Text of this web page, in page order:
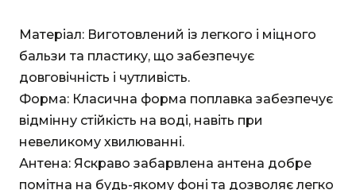
Матеріал: Виготовлений із легкого і міцного
бальзи та пластику, що забезпечує
довговічність і чутливість.
Форма: Класична форма поплавка забезпечує
відмінну стійкість на воді, навіть при
невеликому хвилюванні.
Антена: Яскраво забарвлена антена добре
помітна на будь-якому фоні та дозволяє легко